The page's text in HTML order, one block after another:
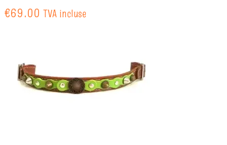
€69.00 TVA incluse